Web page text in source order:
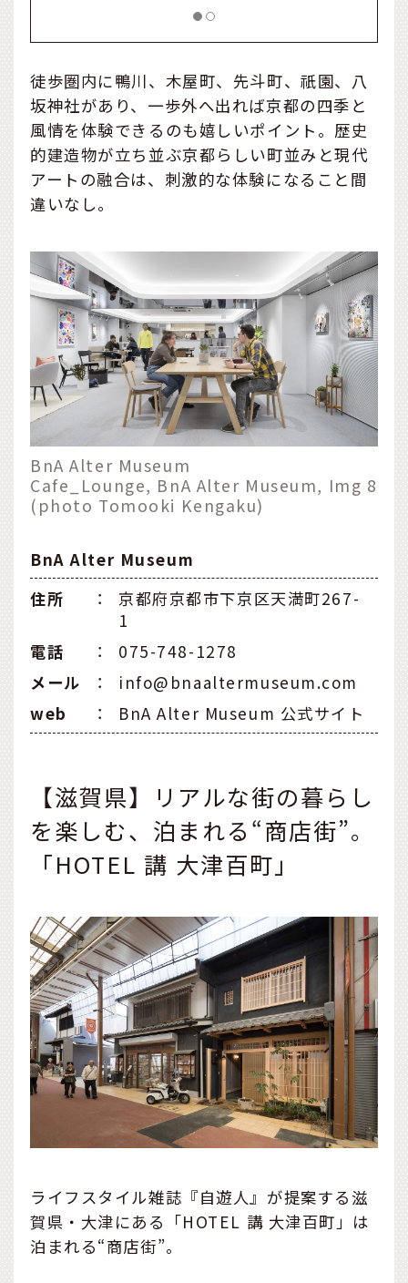
徒歩圏内に鴨川、木屋町、先斗町、祇園、八
坂神社があり、一歩外へ出れば京都の四季と
風情を体験できるのも嬉しいポイント。歴史
的建造物が立ち並ぶ京都らしい町並みと現代
アートの融合は、刺激的な体験になること間
違いなし。
BnA Alter Museum
Cafe_Lounge, BnA Alter Museum, Img 8
(photo Tomooki Kengaku)
BnA Alter Museum
住所
：
京都府京都市下京区天満町267-
1
電話
：
075-748-1278
メール
：
info@bnaaltermuseum.com
web
： BnA Alter Museum 公式サイト
【滋賀県】リアルな街の暮らし
を楽しむ、泊まれる“商店街”。
「HOTEL 講 大津百町」
ライフスタイル雑誌『自遊人』が提案する滋
賀県・大津にある「HOTEL 講 大津百町」は
泊まれる“商店街”。